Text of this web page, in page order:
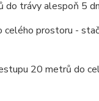
trávy alespoň 5
prostoru -
20 metrů do